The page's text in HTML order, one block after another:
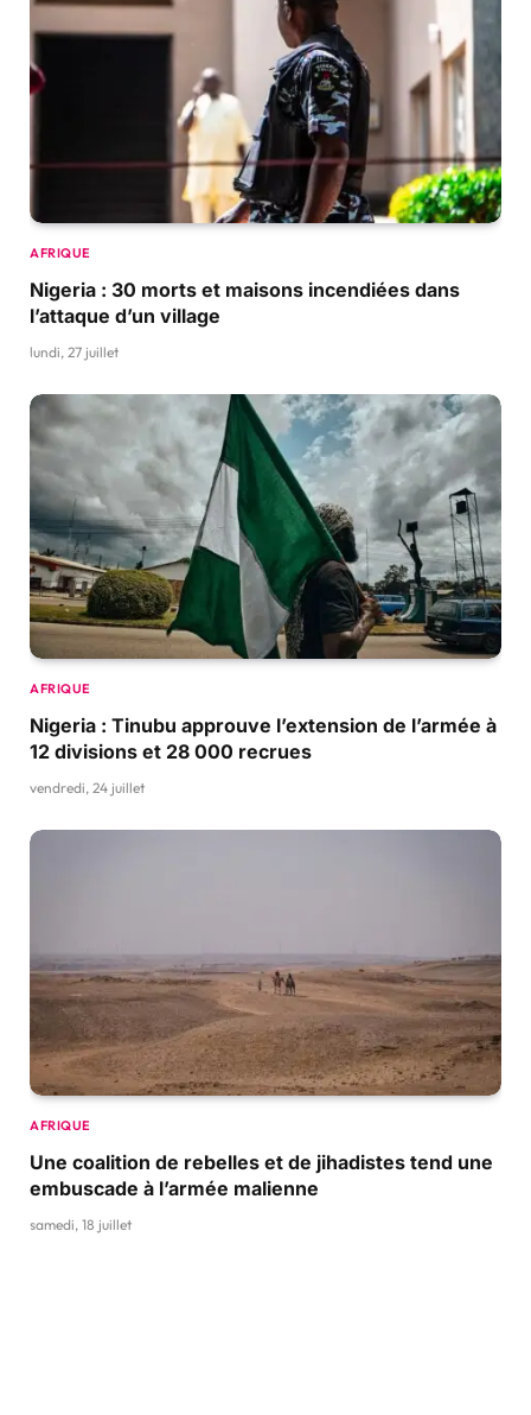
AFRIQUE
Nigeria : 30 morts et maisons incendiées dans
l’attaque d’un village
lundi, 27 juillet
AFRIQUE
Nigeria : Tinubu approuve l’extension de l’armée à
12 divisions et 28 000 recrues
vendredi, 24 juillet
AFRIQUE
Une coalition de rebelles et de jihadistes tend une
embuscade à l’armée malienne
samedi, 18 juillet